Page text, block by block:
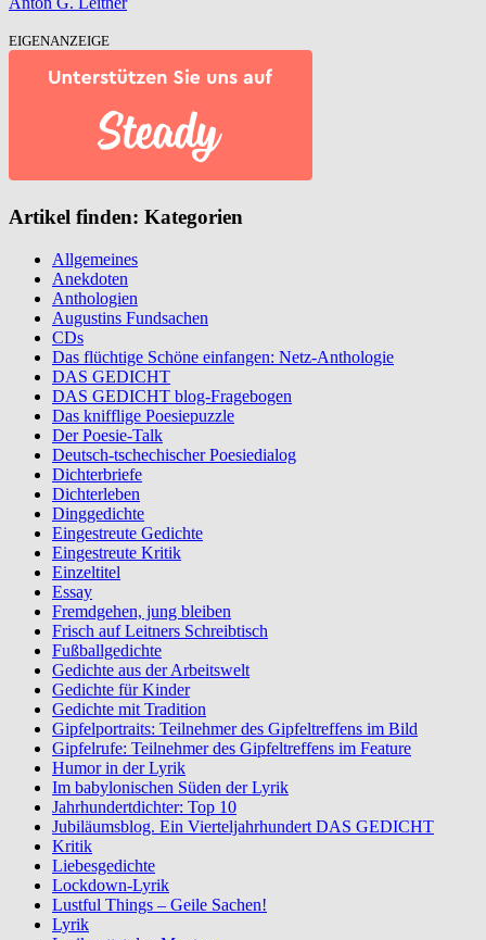
EIGENANZEIGE
Artikel finden: Kategorien
Allgemeines
Anekdoten
Anthologien
Augustins Fundsachen
CDs
Das flüchtige Schöne einfangen: Netz-Anthologie
DAS GEDICHT
DAS GEDICHT blog-Fragebogen
Das knifflige Poesiepuzzle
Der Poesie-Talk
Deutsch-tschechischer Poesiedialog
Dichterbriefe
Dichterleben
Dinggedichte
Eingestreute Gedichte
Eingestreute Kritik
Einzeltitel
Essay
Fremdgehen, jung bleiben
Frisch auf Leitners Schreibtisch
Fußballgedichte
Gedichte aus der Arbeitswelt
Gedichte für Kinder
Gedichte mit Tradition
Gipfelportraits: Teilnehmer des Gipfeltreffens im Bild
Gipfelrufe: Teilnehmer des Gipfeltreffens im Feature
Humor in der Lyrik
Im babylonischen Süden der Lyrik
Jahrhundertdichter: Top 10
Jubiläumsblog. Ein Vierteljahrhundert DAS GEDICHT
Kritik
Liebesgedichte
Lockdown-Lyrik
Lustful Things – Geile Sachen!
Lyrik